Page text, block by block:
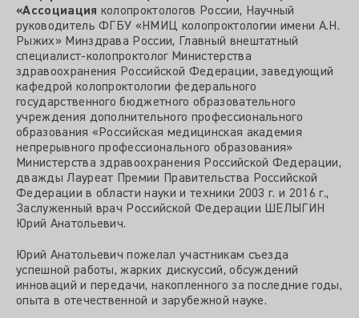
«Ассоциация колопроктологов России, Научный
руководитель ФГБУ «НМИЦ колопроктологии имени А.Н.
Рыжих» Минздрава России, Главный внештатный
специалист-колопроктолог Министерства
здравоохранения Российской Федерации, заведующий
кафедрой колопроктологии федерального
государственного бюджетного образовательного
учреждения дополнительного профессионального
образования «Российская медицинская академия
непрерывного профессионального образования»
Министерства здравоохранения Российской Федерации,
дважды Лауреат Премии Правительства Российской
Федерации в области науки и техники 2003 г. и 2016 г.,
Заслуженный врач Российской Федерации ШЕЛЫГИН
Юрий Анатольевич.
Юрий Анатольевич пожелал участникам съезда
успешной работы, жарких дискуссий, обсуждений
инноваций и передачи, накопленного за последние годы,
опыта в отечественной и зарубежной науке.